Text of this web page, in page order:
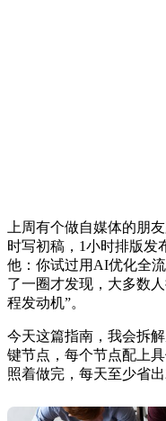
上周有个做自媒体的朋
时写初稿，1小时排版发
他：你试过用AI优化全
了一圈才发现，大多数
程发动机”。
今天这篇指南，我会拆
键节点，每个节点配上
照着做完，每天至少省出